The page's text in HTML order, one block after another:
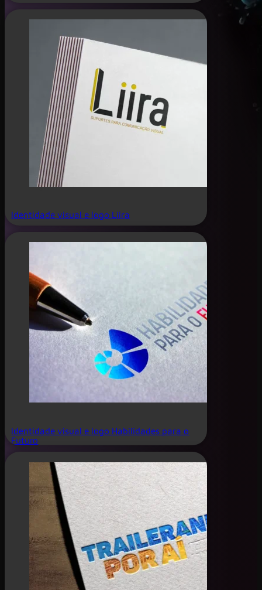
Identidade visual e logo Liira
Identidade visual e logo Habilidades para o
Futuro